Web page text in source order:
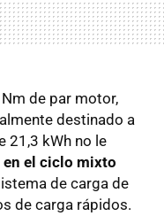
de par motor,
destinado a
21,3 kWh no le
en el ciclo mixto
de carga de
de carga rápidos.